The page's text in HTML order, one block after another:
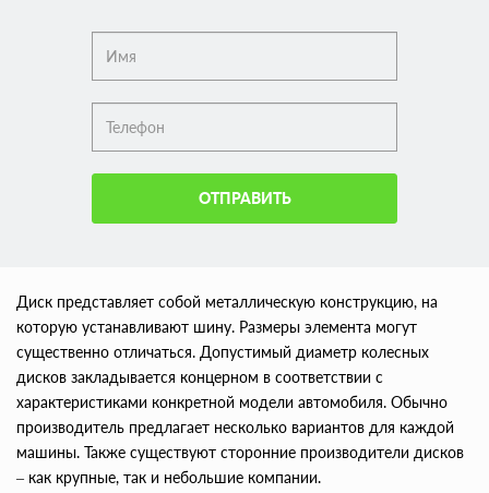
ОТПРАВИТЬ
Диск представляет собой металлическую конструкцию, на
которую устанавливают шину. Размеры элемента могут
существенно отличаться. Допустимый диаметр колесных
дисков закладывается концерном в соответствии с
характеристиками конкретной модели автомобиля. Обычно
производитель предлагает несколько вариантов для каждой
машины. Также существуют сторонние производители дисков
– как крупные, так и небольшие компании.